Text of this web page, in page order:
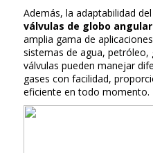
Además, la adaptabilidad
válvulas de globo
amplia gama de
sistemas de agua, petróleo,
válvulas pueden manejar
gases con facilidad,
eficiente en todo momento.